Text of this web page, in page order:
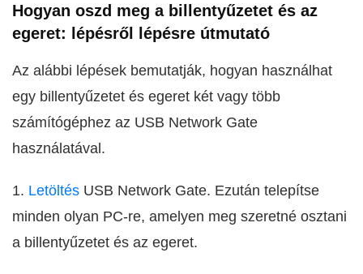
Hogyan oszd meg a billentyűzetet és az
egeret: lépésről lépésre útmutató
Az alábbi lépések bemutatják, hogyan használhat
egy billentyűzetet és egeret két vagy több
számítógéphez az USB Network Gate
használatával.
1. Letöltés USB Network Gate. Ezután telepítse
minden olyan PC-re, amelyen meg szeretné osztani
a billentyűzetet és az egeret.